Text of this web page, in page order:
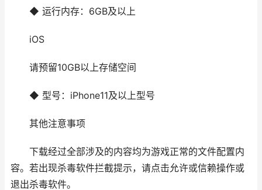
◆ 运行内存：6GB及以上
iOS
请预留10GB以上存储空间
◆ 型号：iPhone11及以上型号
其他注意事项
下载经过全部涉及的内容均为游戏正常的文件配置内
容。若出现杀毒软件拦截提示，请点击允许或信赖操作或
退出杀毒软件。